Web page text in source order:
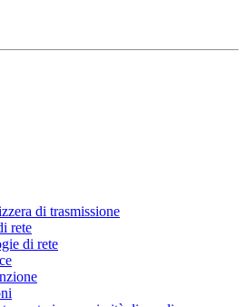
di trasmissione
rete
di rete